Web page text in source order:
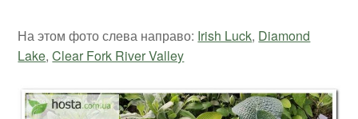
На этом фото слева направо: Irish Luck, Diamond
Lake,Clear Fork River Valley